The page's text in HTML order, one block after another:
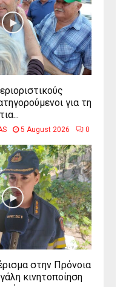
για τη
5 August 2026 0
στην Πρόνοια
κινητοποίηση